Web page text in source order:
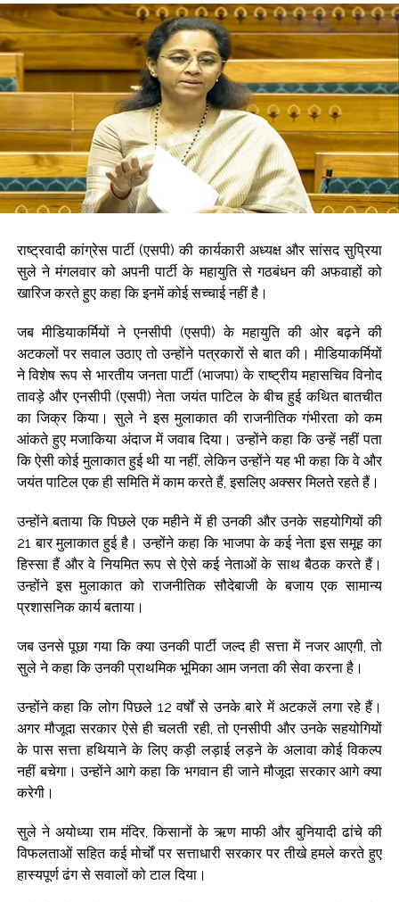
राजपाल यादव की मुश्किलें बढ़ीं, 16 करोड़ के कर्ज की वसूली के लिए बैंक ने
संपत्तियों पर चिपकाया नोटिस ...
लगातार दूसरे दिन हरे निशान में बंद हुआ बाजार, सेंसेक्स में 374 अंकों की बढ़त ...
मैच से पहले कैसे वजन को नियंत्रित रखते हैं मुक्केबाज? प्रीति पवार ने समझाई
पूरी प्रकिया ...
राष्ट्रवादी कांग्रेस पार्टी (एसपी) की कार्यकारी अध्यक्ष और सांसद सुप्रिया
सुले ने मंगलवार को अपनी पार्टी के महायुति से गठबंधन की अफवाहों को
खारिज करते हुए कहा कि इनमें कोई सच्चाई नहीं है।
जब मीडियाकर्मियों ने एनसीपी (एसपी) के महायुति की ओर बढ़ने की
अटकलों पर सवाल उठाए तो उन्होंने पत्रकारों से बात की। मीडियाकर्मियों
ने विशेष रूप से भारतीय जनता पार्टी (भाजपा) के राष्ट्रीय महासचिव विनोद
तावड़े और एनसीपी (एसपी) नेता जयंत पाटिल के बीच हुई कथित बातचीत
का जिक्र किया। सुले ने इस मुलाकात की राजनीतिक गंभीरता को कम
आंकते हुए मजाकिया अंदाज में जवाब दिया। उन्होंने कहा कि उन्हें नहीं पता
कि ऐसी कोई मुलाकात हुई थी या नहीं, लेकिन उन्होंने यह भी कहा कि वे और
जयंत पाटिल एक ही समिति में काम करते हैं, इसलिए अक्सर मिलते रहते हैं।
उन्होंने बताया कि पिछले एक महीने में ही उनकी और उनके सहयोगियों की
21 बार मुलाकात हुई है। उन्होंने कहा कि भाजपा के कई नेता इस समूह का
हिस्सा हैं और वे नियमित रूप से ऐसे कई नेताओं के साथ बैठक करते हैं।
उन्होंने इस मुलाकात को राजनीतिक सौदेबाजी के बजाय एक सामान्य
प्रशासनिक कार्य बताया।
जब उनसे पूछा गया कि क्या उनकी पार्टी जल्द ही सत्ता में नजर आएगी, तो
सुले ने कहा कि उनकी प्राथमिक भूमिका आम जनता की सेवा करना है।
उन्होंने कहा कि लोग पिछले 12 वर्षों से उनके बारे में अटकलें लगा रहे हैं।
अगर मौजूदा सरकार ऐसे ही चलती रही, तो एनसीपी और उनके सहयोगियों
के पास सत्ता हथियाने के लिए कड़ी लड़ाई लड़ने के अलावा कोई विकल्प
नहीं बचेगा। उन्होंने आगे कहा कि भगवान ही जाने मौजूदा सरकार आगे क्या
करेगी।
सुले ने अयोध्या राम मंदिर, किसानों के ऋण माफी और बुनियादी ढांचे की
विफलताओं सहित कई मोर्चों पर सत्ताधारी सरकार पर तीखे हमले करते हुए
हास्यपूर्ण ढंग से सवालों को टाल दिया।